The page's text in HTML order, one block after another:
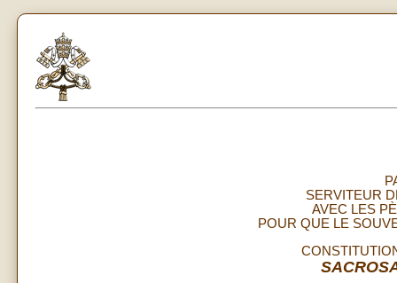
SERVITEUR
AVEC LES
POUR QUE LE